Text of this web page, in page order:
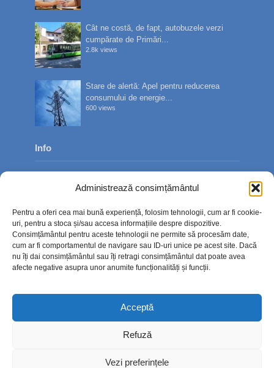
Administrează consimțământul
Pentru a oferi cea mai bună experiență, folosim tehnologii, cum ar fi cookie-
uri, pentru a stoca și/sau accesa informațiile despre dispozitive.
Consimțământul pentru aceste tehnologii ne permite să procesăm date,
cum ar fi comportamentul de navigare sau ID-uri unice pe acest site. Dacă
nu îți dai consimțământul sau îți retragi consimțământul dat poate avea
afecte negative asupra unor anumite funcționalități și funcții.
Acceptă
Refuză
Vezi preferințele
Cât ne costă, de fapt, autobuzele verzi
cumpărate de Primări...
2.8k views
Stare de alertă: Apel pentru reducerea
consumului de energie...
600 views
Info
Contact
Politica de confidențialitate
Politică cookie-uri (UE)